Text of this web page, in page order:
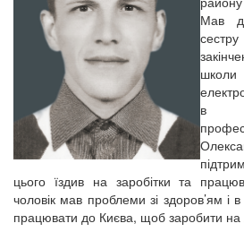
Мав
в
цього їздив на заробітки та
чоловік мав проблеми зі здоров’ям і
працювати до Києва, щоб заробити на